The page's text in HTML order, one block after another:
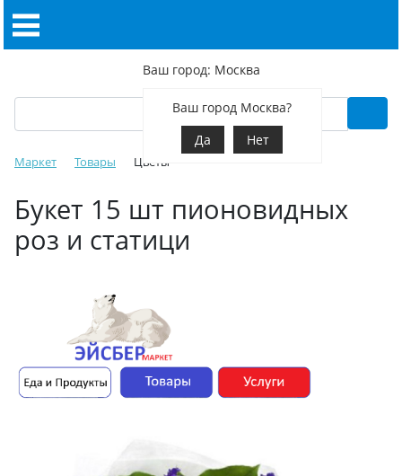
Ваш город: Москва
Ваш город Москва?
Да
Нет
Маркет Товары Цветы
Букет 15 шт пионовидных
роз и статици